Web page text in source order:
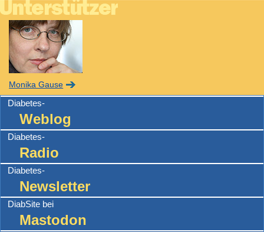
Monika Gause
Diabetes-
Weblog
Diabetes-
Radio
Diabetes-
Newsletter
DiabSite bei
Mastodon